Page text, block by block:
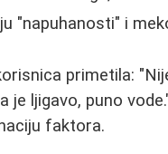
"napuhanosti" i
primetila:
je ljigavo, puno
faktora.